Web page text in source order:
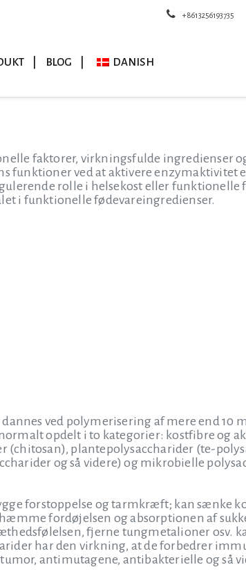
+8613256193735
BLOG DANISH
faktorer, virkningsfulde ingredienser
funktioner ved at aktivere enzymaktivitet
rolle i helsekost eller funktionelle
i funktionelle fødevareingredienser.
ved polymerisering af mere end 10
opdelt i to kategorier: kostfibre og
(chitosan), plantepolysaccharider (te-
og så videre) og mikrobielle
forstoppelse og tarmkræft; kan sænke
fordøjelsen og absorptionen af
fjerne tungmetalioner osv.
har den virkning, at de forbedrer
antimutagene, antibakterielle og så